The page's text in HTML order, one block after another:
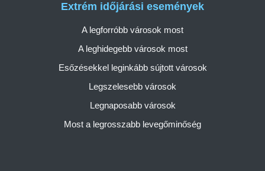
Extrém időjárási események
A legforróbb városok most
A leghidegebb városok most
Esőzésekkel leginkább sújtott városok
Legszelesebb városok
Legnaposabb városok
Most a legrosszabb levegőminőség